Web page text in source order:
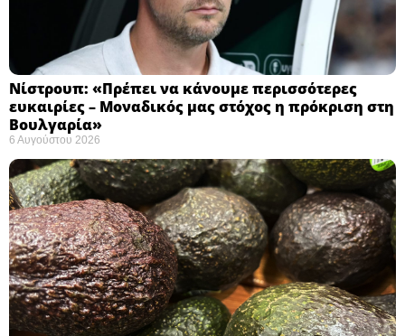
Νίστρουπ: «Πρέπει να κάνουμε περισσότερες
ευκαιρίες – Μοναδικός μας στόχος η πρόκριση στη
Βουλγαρία» ​
6 Αυγούστου 2026